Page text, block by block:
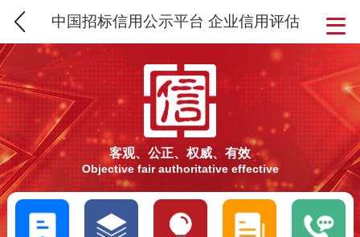
中国招标信用公示平台 企业信用评估
客观、公正、权威、有效
Objective fair authoritative effective